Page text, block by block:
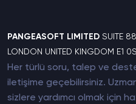
PANGEASOFT LIMITED SUITE
LONDON UNITED KINGDOM E1
Her türlü soru, talep ve
iletişime geçebilirsiniz.
sizlere yardımcı olmak için